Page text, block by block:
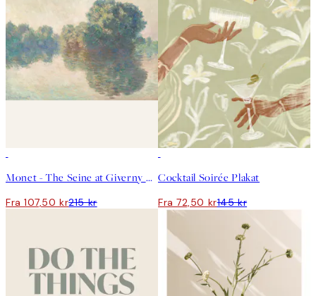
Monet - The Seine at Giverny Landscape Plakat
Fra 107,50 kr215 kr
Cocktail Soirée Plakat
Fra 72,50 kr145 kr